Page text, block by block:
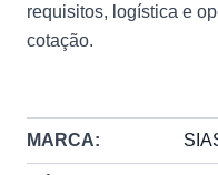
requisitos, logística e
cotação.
MARCA: